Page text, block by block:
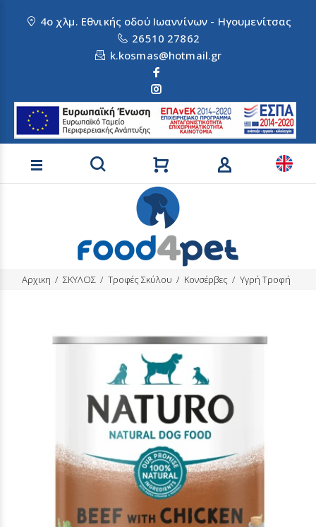
4ο χλμ. Εθνικής οδού Ιωαννίνων - Ηγουμενίτσας
26510 27862
k.kosmas@hotmail.gr
Αναζήτηση προϊόντων
Αρχικη ΣΚΥΛΟΣ Τροφές Σκύλου Κονσέρβες Υγρή Τροφή